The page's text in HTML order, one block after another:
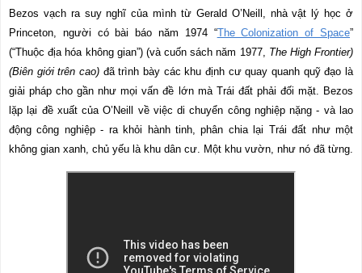
Bezos vạch ra suy nghĩ của mình từ Gerald O’Neill, nhà vật lý học ở
Princeton, người có bài báo năm 1974 “The Colonization of Space”
(“Thuộc địa hóa không gian”) (và cuốn sách năm 1977, The High Frontier)
(Biên giới trên cao) đã trình bày các khu định cư quay quanh quỹ đạo là
giải pháp cho gần như mọi vấn đề lớn mà Trái đất phải đối mặt. Bezos
lặp lại đề xuất của O’Neill về việc di chuyển công nghiệp nặng - và lao
động công nghiệp - ra khỏi hành tinh, phân chia lại Trái đất như một
không gian xanh, chủ yếu là khu dân cư. Một khu vườn, như nó đã từng.